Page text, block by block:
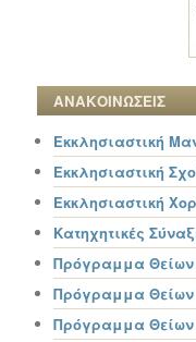
ΑΝΑΚΟΙΝΩΣΕΙΣ
Εκκλησιαστική
Εκκλησιαστική
Εκκλησιαστική
Κατηχητικές
Πρόγραμμα Θείων
Πρόγραμμα Θείων
Πρόγραμμα Θείων